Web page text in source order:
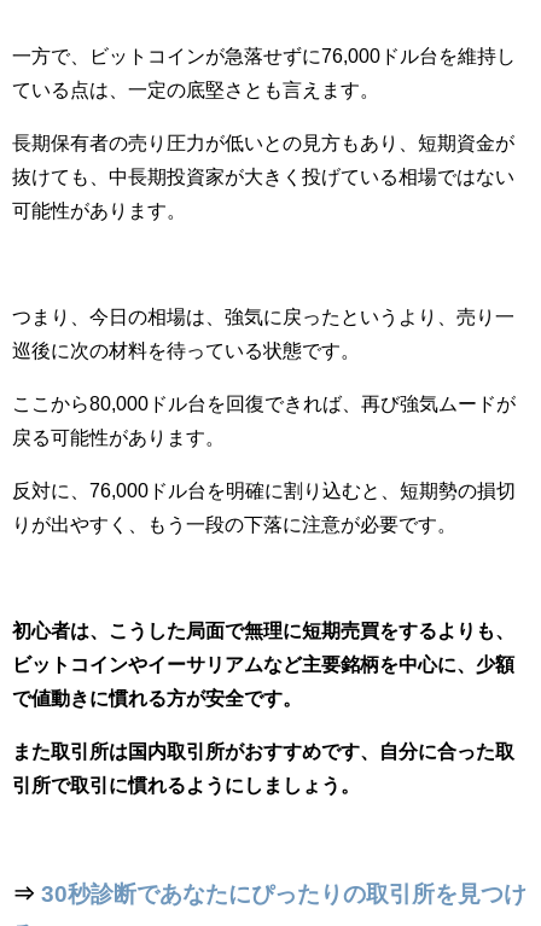
一方で、ビットコインが急落せずに76,000ドル台を維持し
ている点は、一定の底堅さとも言えます。
長期保有者の売り圧力が低いとの見方もあり、短期資金が
抜けても、中長期投資家が大きく投げている相場ではない
可能性があります。
つまり、今日の相場は、強気に戻ったというより、売り一
巡後に次の材料を待っている状態です。
ここから80,000ドル台を回復できれば、再び強気ムードが
戻る可能性があります。
反対に、76,000ドル台を明確に割り込むと、短期勢の損切
りが出やすく、もう一段の下落に注意が必要です。
初心者は、こうした局面で無理に短期売買をするよりも、
ビットコインやイーサリアムなど主要銘柄を中心に、少額
で値動きに慣れる方が安全です。
また取引所は国内取引所がおすすめです、自分に合った取
引所で取引に慣れるようにしましょう。
⇒ 30秒診断であなたにぴったりの取引所を見つけ